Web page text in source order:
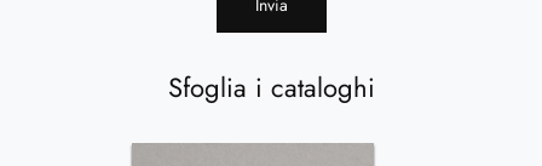
Sfoglia i cataloghi
Invia